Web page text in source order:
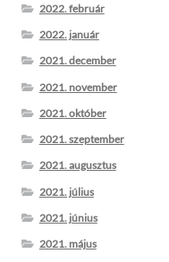
2022. február
2022. január
2021. december
2021. november
2021. október
2021. szeptember
2021. augusztus
2021. július
2021. június
2021. május